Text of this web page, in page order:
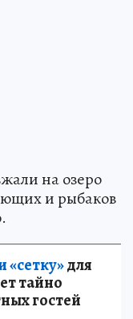
на озеро
и рыбаков
для
тайно
гостей